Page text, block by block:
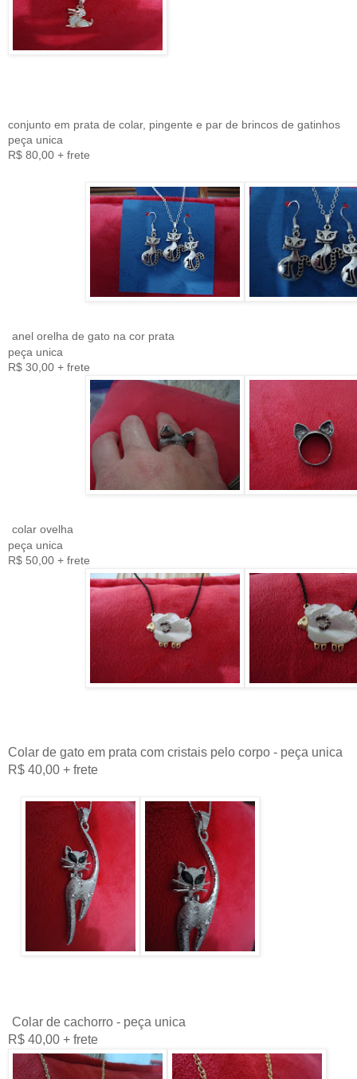
conjunto em prata de colar, pingente e par de brincos de gatinhos
peça unica
R$ 80,00 + frete
anel orelha de gato na cor prata
peça unica
R$ 30,00 + frete
colar ovelha
peça unica
R$ 50,00 + frete
Colar de gato em prata com cristais pelo corpo - peça unica
R$ 40,00 + frete
Colar de cachorro - peça unica
R$ 40,00 + frete